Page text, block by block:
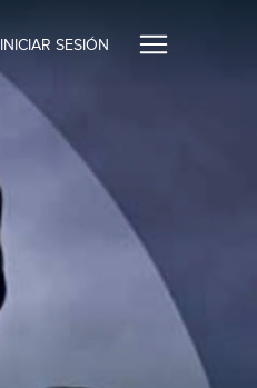
INICIAR SESIÓN